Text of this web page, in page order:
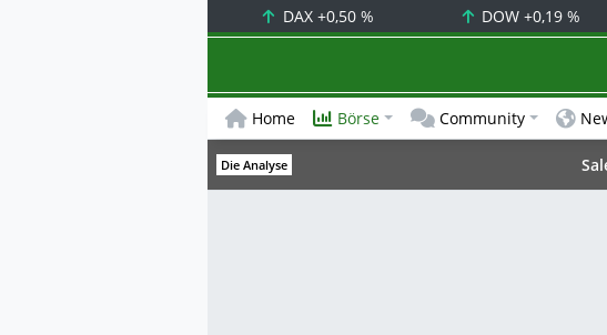
DAX +0,50 % DOW+0,19 %
Home Börse Community
Die Analyse